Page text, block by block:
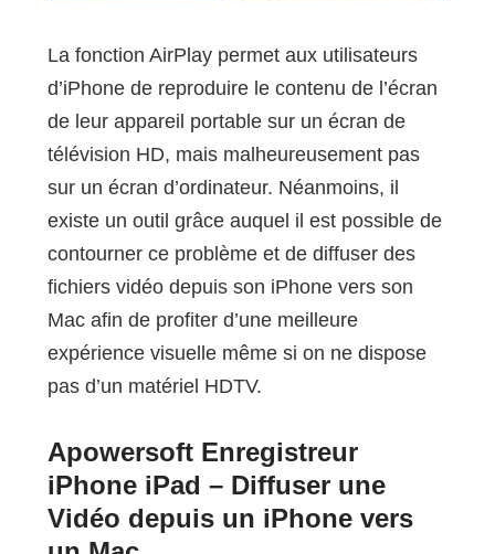
La fonction AirPlay permet aux utilisateurs
d’iPhone de reproduire le contenu de l’écran
de leur appareil portable sur un écran de
télévision HD, mais malheureusement pas
sur un écran d’ordinateur. Néanmoins, il
existe un outil grâce auquel il est possible de
contourner ce problème et de diffuser des
fichiers vidéo depuis son iPhone vers son
Mac afin de profiter d’une meilleure
expérience visuelle même si on ne dispose
pas d’un matériel HDTV.
Apowersoft Enregistreur
iPhone iPad – Diffuser une
Vidéo depuis un iPhone vers